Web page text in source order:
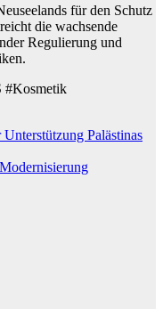
für den Schutz
die wachsende
Regulierung und
#Kosmetik
Palästinas